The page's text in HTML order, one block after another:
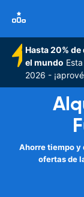
Hasta 20%
el mundo
2026 -
Ahorre tiempo y
ofertas de